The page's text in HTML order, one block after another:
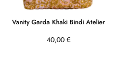
Vanity Garda Khaki Bindi Atelier
40,00 €